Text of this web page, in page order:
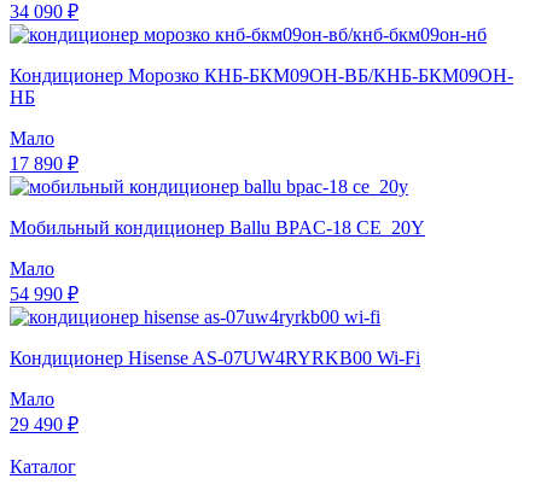
34 090 ₽
Кондиционер Морозко КНБ-БКМ09ОН-ВБ/КНБ-БКМ09ОН-
НБ
Мало
17 890 ₽
Мобильный кондиционер Ballu BPAC-18 CE_20Y
Мало
54 990 ₽
Кондиционер Hisense AS-07UW4RYRKB00 Wi-Fi
Мало
29 490 ₽
Каталог